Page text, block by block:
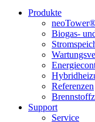
Produkte
Biogas-
Referenzen
Support
Service